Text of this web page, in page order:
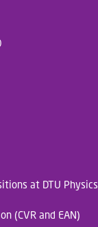
at DTU Physics
(CVR and EAN)